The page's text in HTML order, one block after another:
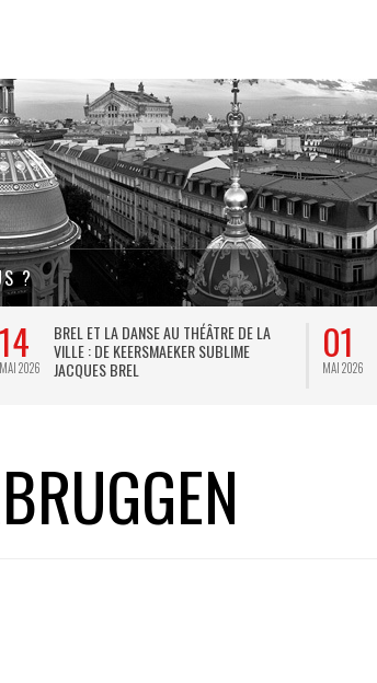
?
14
MAI 2026
BREL ET LA DANSE AU THÉÂTRE DE LA
VILLE : DE KEERSMAEKER SUBLIME
JACQUES BREL
01
MAI 2026